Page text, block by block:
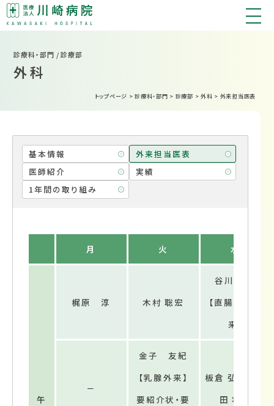
診療科・部門 / 診療部
外科
トップページ >診療科・部門 > 診療部 >外科 > 外来担当医表
基本情報
外来担当医表
医師紹介
実績
1年間の取り組み
月 火 水
午
梶原 淳 木村 聡宏
谷川 隆彦
【直腸肛門外
来】
－
金子 友紀
【乳腺外来】
要紹介状・要
板倉 弘明／𠮷
田 将真